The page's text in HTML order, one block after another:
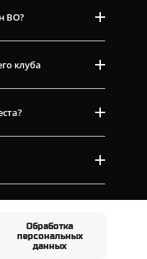
ВО?
клуба
Обработка
персональных
данных